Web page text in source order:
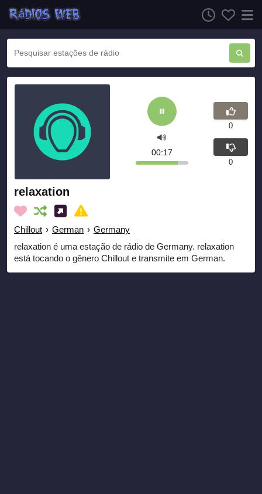
relaxation
Chillout › German › Germany
relaxation é uma estação de rádio de Germany. relaxation
está tocando o gênero Chillout e transmite em German.
00:18
0
0